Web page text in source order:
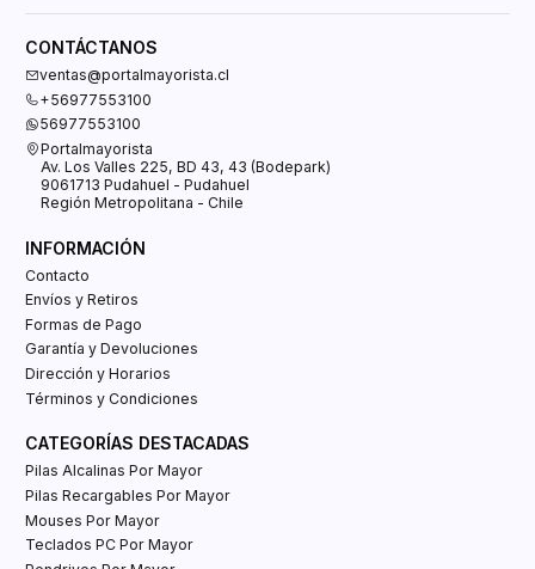
CONTÁCTANOS
ventas@portalmayorista.cl
+56977553100
56977553100
Portalmayorista
Av. Los Valles 225, BD 43, 43 (Bodepark)
9061713 Pudahuel - Pudahuel
Región Metropolitana - Chile
INFORMACIÓN
Contacto
Envíos y Retiros
Formas de Pago
Garantía y Devoluciones
Dirección y Horarios
Términos y Condiciones
CATEGORÍAS DESTACADAS
Pilas Alcalinas Por Mayor
Pilas Recargables Por Mayor
Mouses Por Mayor
Teclados PC Por Mayor